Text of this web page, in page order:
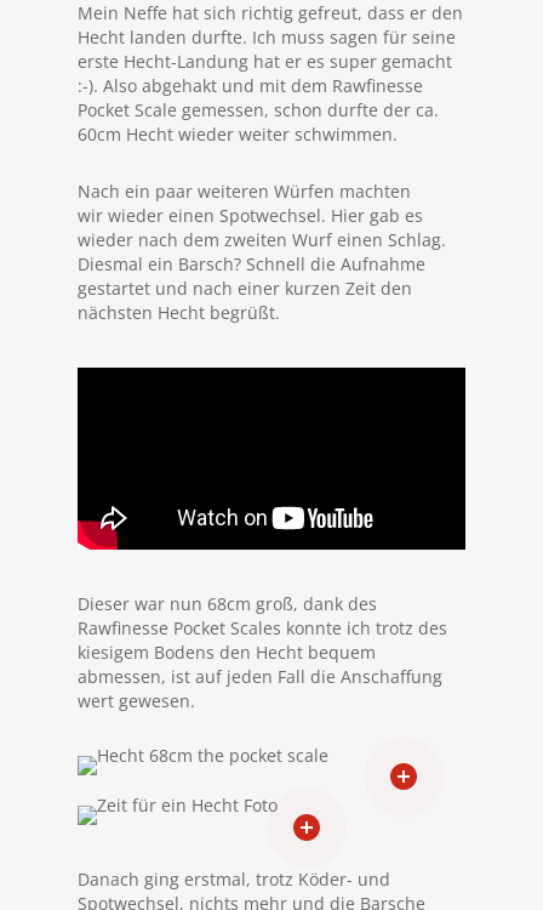
Mein Neffe hat sich richtig gefreut, dass er den
Hecht landen durfte. Ich muss sagen für seine
erste Hecht-Landung hat er es super gemacht
:-). Also abgehakt und mit dem Rawfinesse
Pocket Scale gemessen, schon durfte der ca.
60cm Hecht wieder weiter schwimmen.
Nach ein paar weiteren Würfen machten
wir wieder einen Spotwechsel. Hier gab es
wieder nach dem zweiten Wurf einen Schlag.
Diesmal ein Barsch? Schnell die Aufnahme
gestartet und nach einer kurzen Zeit den
nächsten Hecht begrüßt.
Dieser war nun 68cm groß, dank des
Rawfinesse Pocket Scales konnte ich trotz des
kiesigem Bodens den Hecht bequem
abmessen, ist auf jeden Fall die Anschaffung
wert gewesen.
Danach ging erstmal, trotz Köder- und
Spotwechsel, nichts mehr und die Barsche